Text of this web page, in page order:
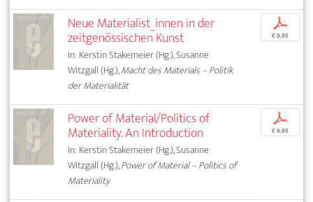
Neue Materialist_innen in der
zeitgenössischen Kunst
In: Kerstin Stakemeier (Hg.), Susanne
Witzgall (Hg.),Macht des Materials – Politik
der Materialität
p
€ 9,95
Power of Material/Politics of
Materiality. An Introduction
In: Kerstin Stakemeier (Hg.), Susanne
Witzgall (Hg.),Power of Material – Politics of
Materiality
p
€ 9,95